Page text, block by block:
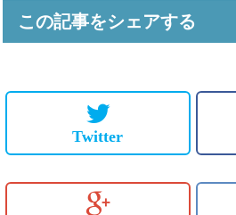
この記事をシェアする
Twitter